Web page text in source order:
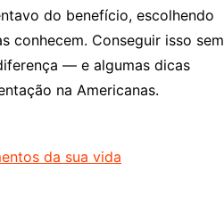
do benefício, escolhendo
conhecem. Conseguir isso sem
— e algumas dicas
na Americanas.
da sua vida